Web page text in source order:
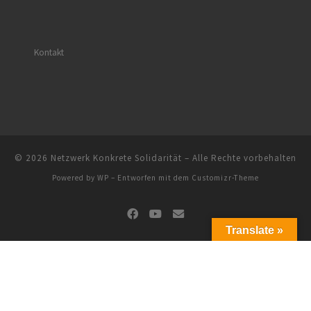
Kontakt
© 2026 Netzwerk Konkrete Solidarität – Alle Rechte vorbehalten
Powered by WP – Entworfen mit dem Customizr-Theme
Translate »